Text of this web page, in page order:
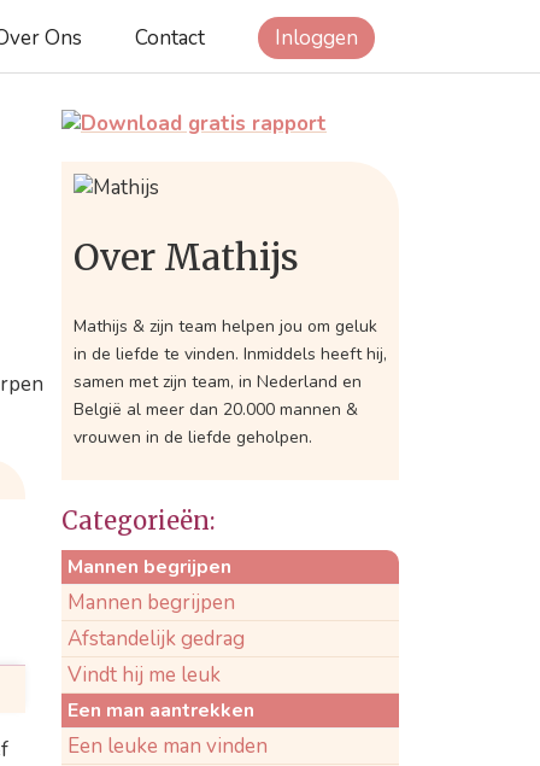
Ons Contact Inloggen
Over Mathijs
Mathijs & zijn team helpen jou om geluk
in de liefde te vinden. Inmiddels heeft hij,
samen met zijn team, in Nederland en
België al meer dan 20.000 mannen &
vrouwen in de liefde geholpen.
Categorieën:
Mannen begrijpen
Mannen begrijpen
Afstandelijk gedrag
Vindt hij me leuk
Een man aantrekken
Een leuke man vinden